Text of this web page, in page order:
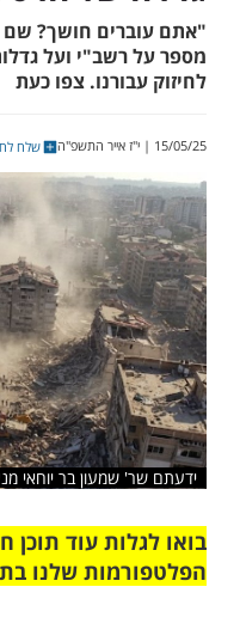
שר' שמעון
של הרס
ועל גדלותו
צפו כעת
שלח לחבר